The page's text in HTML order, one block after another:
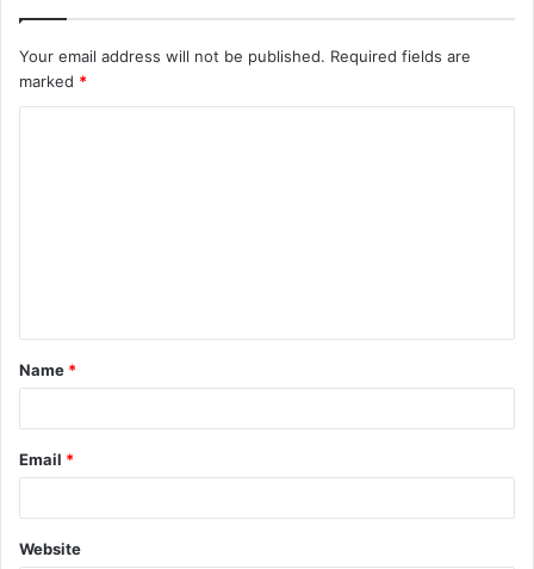
Your email address will not be published. Required fields are
marked *
Name *
Email *
Website